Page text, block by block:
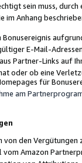
sein muss,
im Anhang
E-Mail-
Partner-Links auf
oder ob eine
für
am
den
Amazon